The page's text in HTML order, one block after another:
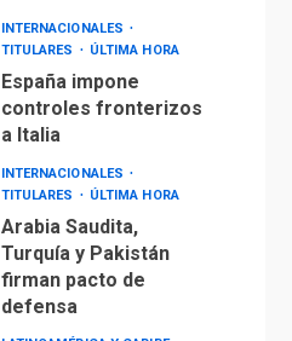
INTERNACIONALES
TITULARES
ÚLTIMA HORA
España impone
controles fronterizos
a Italia
INTERNACIONALES
TITULARES
ÚLTIMA HORA
Arabia Saudita,
Turquía y Pakistán
firman pacto de
defensa